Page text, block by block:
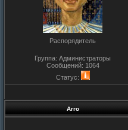
Распорядитель
Группа: Администраторы
Сообщений: 1064
Статус:
Arro